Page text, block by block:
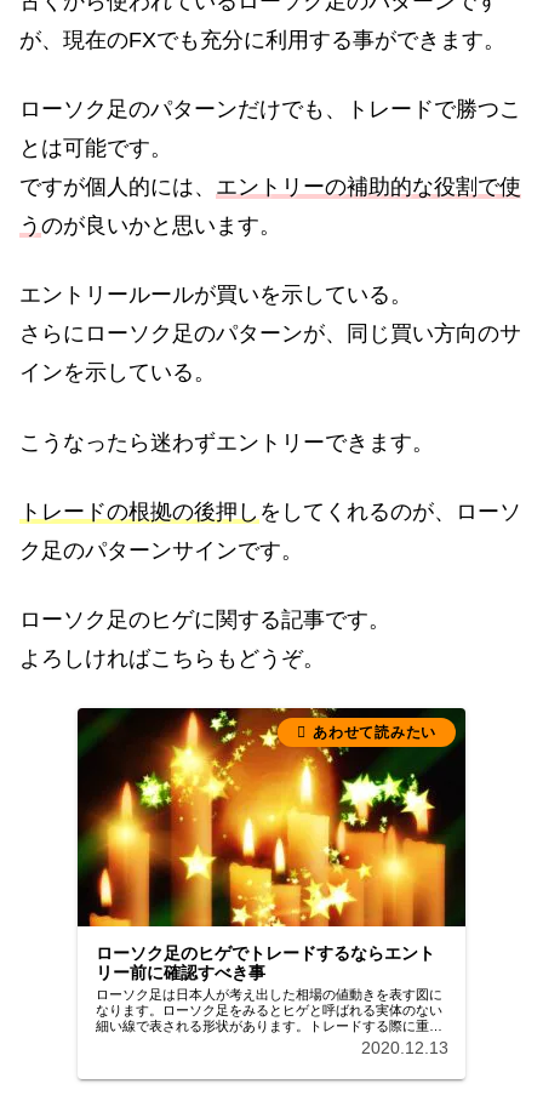
が、現在のFXでも充分に利用する事ができます。
ローソク足のパターンだけでも、トレードで勝つこ
とは可能です。
ですが個人的には、 エントリーの補助的な役割で使
う のが良いかと思います。
エントリールールが買いを示している。
さらにローソク足のパターンが、同じ買い方向のサ
インを示している。
こうなったら迷わずエントリーできます。
トレードの根拠の後押し をしてくれるのが、ローソ
ク足のパターンサインです。
ローソク足のヒゲに関する記事です。
よろしければこちらもどうぞ。
ローソク足のヒゲでトレードするならエント
リー前に確認すべき事
ローソク足は日本人が考え出した相場の値動きを表す図に
なります。ローソク足をみるとヒゲと呼ばれる実体のない
細い線で表される形状があります。トレードする際に重要
な目安となるのがローソク足ヒゲです。ヒゲの利用の仕方
2020.12.13